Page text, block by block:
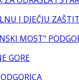
I DJEČJU
MOST"
GORE